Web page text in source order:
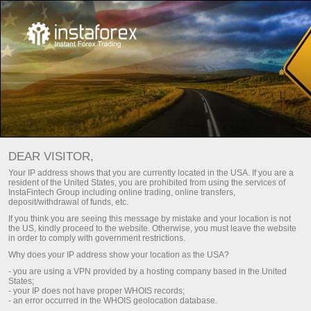
ШВИДКЕ ВІДКРИТТЯ РАХУНКУ
Відкрити торговий рахунок
Відкрити демо-рахунок
DEAR VISITOR,
Your IP address shows that you are currently located in the USA. If you are a
resident of the United States, you are prohibited from using the services of
InstaFintech Group including online trading, online transfers,
deposit/withdrawal of funds, etc.
If you think you are seeing this message by mistake and your location is not
the US, kindly proceed to the website. Otherwise, you must leave the website
in order to comply with government restrictions.
Why does your IP address show your location as the USA?
- you are using a VPN provided by a hosting company based in the United
States;
- your IP does not have proper WHOIS records;
- an error occurred in the WHOIS geolocation database.